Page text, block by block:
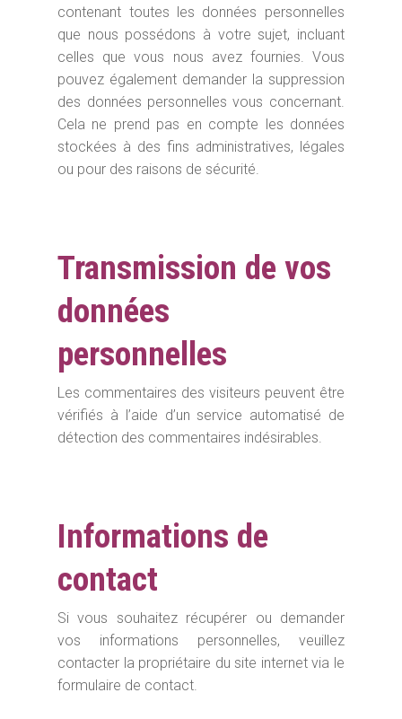
contenant toutes les données personnelles
que nous possédons à votre sujet, incluant
celles que vous nous avez fournies. Vous
pouvez également demander la suppression
des données personnelles vous concernant.
Cela ne prend pas en compte les données
stockées à des fins administratives, légales
ou pour des raisons de sécurité.
Transmission de vos
données
personnelles
Les commentaires des visiteurs peuvent être
vérifiés à l’aide d’un service automatisé de
détection des commentaires indésirables.
Informations de
contact
Si vous souhaitez récupérer ou demander
vos informations personnelles, veuillez
contacter la propriétaire du site internet via le
formulaire de contact.